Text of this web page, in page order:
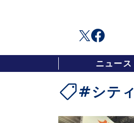
ニュース
#シティ